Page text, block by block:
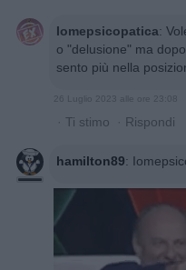
Iomepsicopatica:
o "delusione" ma
sento più nella
· Ti stimo · Rispondi
hamilton89: